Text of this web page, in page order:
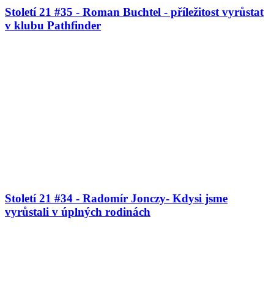
Století 21 #35 - Roman Buchtel - příležitost vyrůstat
v klubu Pathfinder
Století 21 #34 - Radomír Jonczy- Kdysi jsme
vyrůstali v úplných rodinách